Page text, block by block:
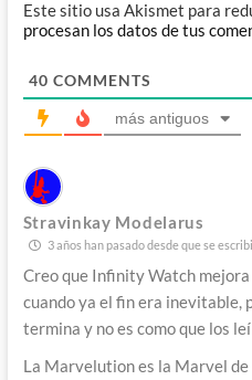
Este sitio usa Akismet para
procesan los datos de tus
40 COMMENTS
más antiguos
Stravinkay Modelarus
3 años han pasado desde que se
Creo que Infinity Watch
cuando ya el fin era inevitable,
termina y no es como que los leí
La Marvelution es la Marvel